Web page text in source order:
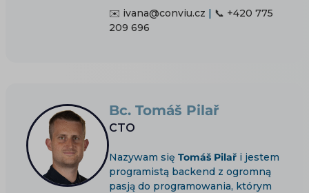
✉️ ivana@conviu.cz | 📞 +420 775
209 696
Bc. Tomáš Pilař
CTO
Nazywam się Tomáš Pilař i jestem
programistą backend z ogromną
pasją do programowania, którym